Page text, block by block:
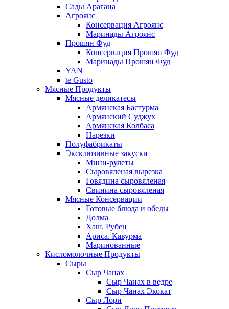
Сады Арагаца
Агроянс
Консервация Агроянс
Маринады Агроянс
Прошян Фуд
Консервация Прошян Фуд
Маринады Прошян Фуд
YAN
te Gusto
Мясные Продукты
Мясные деликатесы
Армянская Бастурма
Армянский Суджух
Армянская Колбаса
Нарезки
Полуфабрикаты
Эксклюзивные закуски
Мини-рулеты
Сыровяленая вырезка
Говядина сыровяленая
Свинина сыровяленая
Мясные Консервации
Готовые блюда и обеды
Долма
Хаш. Рубец
Ариса. Кавурма
Маринованные
Кисломолочные Продукты
Сыры
Сыр Чанах
Сыр Чанах в ведре
Сыр Чанах Экокат
Сыр Лори